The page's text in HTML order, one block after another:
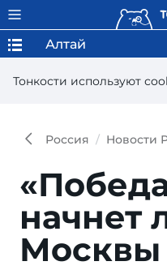
Тонкости используют
Алтай
Россия Новости
начнет
Москвы